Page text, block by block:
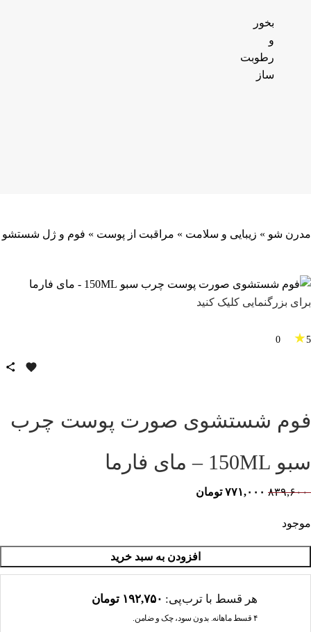
بخور
و
رطوبت
ساز
مدرن شو » زیبایی و سلامت » مراقبت از پوست » فوم و ژل شستشو
برای بزرگنمایی کلیک کنید
5
★
فوم شستشوی صورت پوست چرب
سبو 150ML – مای فارما
۸۳۹,۶۰۰ ۷۷۱,۰۰۰ تومان
موجود
افزودن به سبد خرید
هر قسط با ترب‌پی: ۱۹۲,۷۵۰ تومان
۴ قسط ماهانه. بدون سود، چک و ضامن.